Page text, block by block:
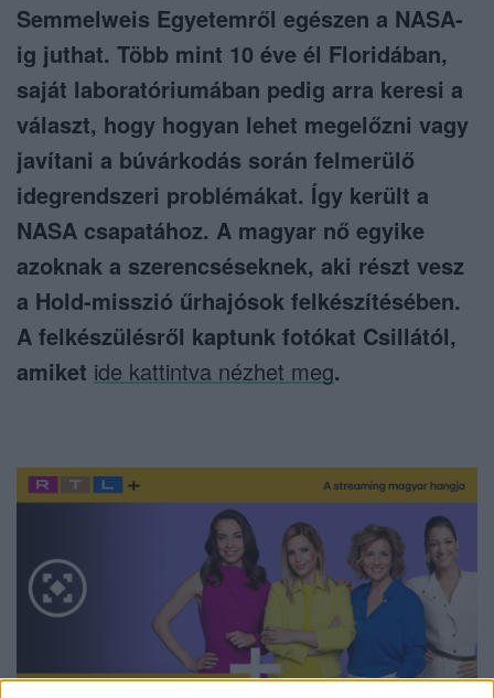
Semmelweis Egyetemről egészen a NASA-
ig juthat. Több mint 10 éve él Floridában,
saját laboratóriumában pedig arra keresi a
választ, hogy hogyan lehet megelőzni vagy
javítani a búvárkodás során felmerülő
idegrendszeri problémákat. Így került a
NASA csapatához. A magyar nő egyike
azoknak a szerencséseknek, aki részt vesz
a Hold-misszió űrhajósok felkészítésében.
A felkészülésről kaptunk fotókat Csillától,
amiket ide kattintva nézhet meg.